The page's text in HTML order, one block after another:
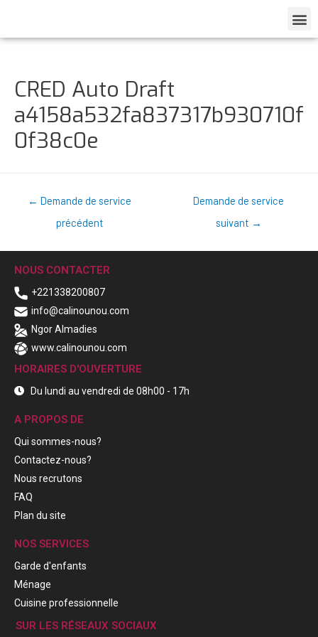
CRED Auto Draft
a4158a532fa837317b930710f
0f38c0e
← Demande de service
précédent
Demande de service
suivant →
NOUS CONTACTER
+221338200807
info@calinounou.com
Ngor Almadies
www.calinounou.com
HORAIRES D'OUVERTURE
Du lundi au vendredi de 08h00 - 17h
A PROPOS DE
Qui sommes-nous?
Contactez-nous?
Nous recrutons
FAQ
Plan du site
NOS SERVICES
Garde d'enfants
Ménage
Cuisine professionnelle
SUR LES RÉSEAUX SOCIAUX